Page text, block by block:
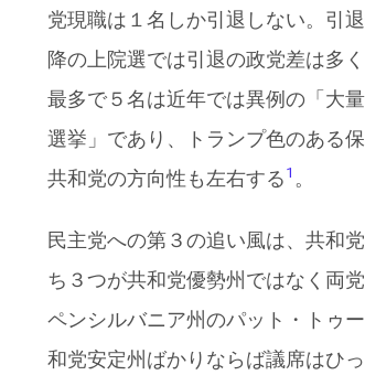
党現職は１名しか引退しない。引
降の上院選では引退の政党差は多
最多で５名は近年では異例の「大
選挙」であり、トランプ色のある
共和党の方向性も左右する1 。
民主党への第３の追い風は、共和
ち３つが共和党優勢州ではなく両
ペンシルバニア州のパット・トゥ
和党安定州ばかりならば議席はひ